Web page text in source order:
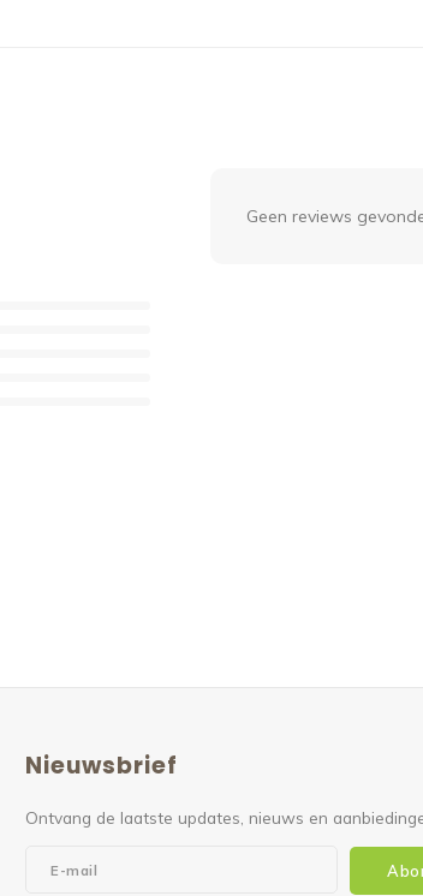
Geen reviews
Nieuwsbrief
Ontvang de laatste updates, nieuws en